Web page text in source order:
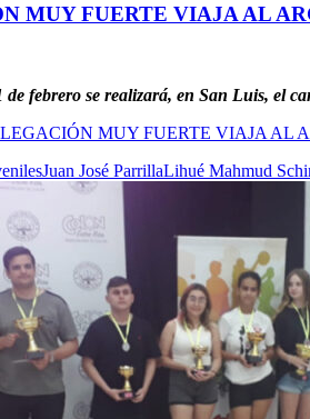
MUY FUERTE VIAJA AL
de febrero se realizará, en San Luis, el
MUY FUERTE VIAJA AL
Juan José ParrillaLihué Mahmud